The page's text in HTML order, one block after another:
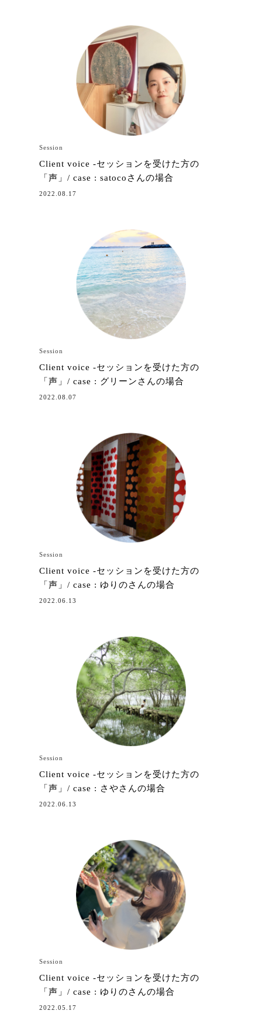
Session
Client voice -セッションを受けた方の
「声」/ case : satocoさんの場合
2022.08.17
Session
Client voice -セッションを受けた方の
「声」/ case : グリーンさんの場合
2022.08.07
Session
Client voice -セッションを受けた方の
「声」/ case : ゆりのさんの場合
2022.06.13
Session
Client voice -セッションを受けた方の
「声」/ case : さやさんの場合
2022.06.13
Session
Client voice -セッションを受けた方の
「声」/ case : ゆりのさんの場合
2022.05.17